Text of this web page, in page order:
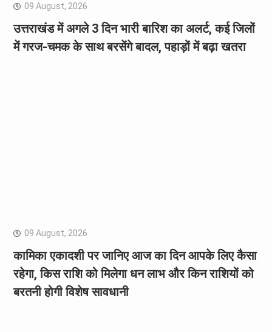
09 August, 2026
उत्तराखंड में अगले 3 दिन भारी बारिश का अलर्ट, कई जिलों
में गरज-चमक के साथ बरसेंगे बादल, पहाड़ों में बढ़ा खतरा
09 August, 2026
कामिका एकादशी पर जानिए आज का दिन आपके लिए कैसा
रहेगा, किस राशि को मिलेगा धन लाभ और किन राशियों को
बरतनी होगी विशेष सावधानी